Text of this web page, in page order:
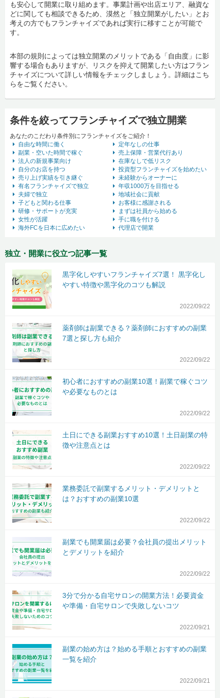
も安心して開業に取り組めます。事業計画や出店エリア、融資な
どに関しても相談できるため、漠然と「独立開業がしたい」とお
考えの方でもフランチャイズであれば実行に移すことが可能で
す。
本部の規則によっては独立開業のメリットである「自由度」に影
響する場合もありますが、リスクを抑えて開業したい方はフラン
チャイズについて詳しい情報をチェックしましょう。詳細はこち
らをご覧ください。
条件を絞ってフランチャイズで独立開業
あなたのこだわり条件別にフランチャイズをご紹介！
自由な時間に働く
定年なしの仕事
副業・空いた時間で稼ぐ
売上保障・営業代行あり
法人の新規事業向け
在庫なしで低リスク
自分のお店を持つ
投資型フランチャイズを始めたい
売り上げ実績を引き継ぐ
未経験からオーナーに
有名フランチャイズで独立
年収1000万を目指せる
夫婦で独立
地域社会に貢献
子どもと関わる仕事
お客様に感謝される
研修・サポートが充実
まずは社員から始める
女性が活躍
手に職を付ける
海外FCを日本に広めたい
代理店で開業
独立・開業に役立つ記事一覧
黒字化しやすいフランチャイズ7選！ 黒字化し
やすい特徴や黒字化のコツも解説
2022/09/22
薬剤師は副業できる？薬剤師におすすめの副業
7選と探し方も紹介
2022/09/22
初心者におすすめの副業10選！副業で稼ぐコツ
や必要なものとは
2022/09/22
土日にできる副業おすすめ10選！土日副業の特
徴や注意点とは
2022/09/22
業務委託で副業するメリット・デメリットと
は？おすすめの副業10選
2022/09/22
副業でも開業届は必要？会社員の提出メリット
とデメリットを紹介
2022/09/22
3分で分かる自宅サロンの開業方法！必要資金
や準備・自宅サロンで失敗しないコツ
2022/09/21
副業の始め方は？始める手順とおすすめの副業
一覧を紹介
2022/09/21